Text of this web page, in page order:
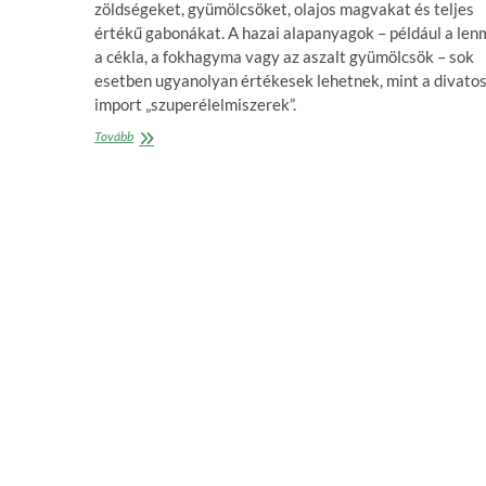
zöldségeket, gyümölcsöket, olajos magvakat és teljes
értékű gabonákat. A hazai alapanyagok – például a
a cékla, a fokhagyma vagy az aszalt gyümölcsök – sok
esetben ugyanolyan értékesek lehetnek, mint a divatos
import „szuperélelmiszerek”.
TovábbTudományos